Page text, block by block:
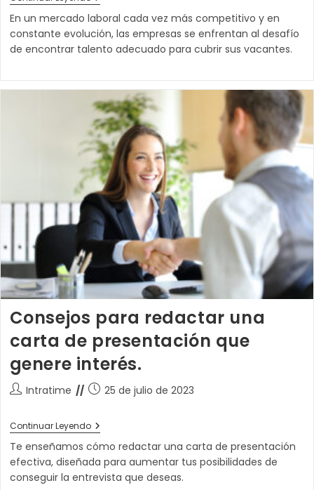
entrada:
entrada:
Título
No
Es
Tan
Importante:
Las
Empresas
Deben
Centrarse
En
Competencias
En un mercado laboral cada vez más competitivo y en
constante evolución, las empresas se enfrentan al desafío
de encontrar talento adecuado para cubrir sus vacantes.
Consejos para redactar una
carta de presentación que
genere interés.
Autor
entrada:
Intratime
Publicación
entrada:
25 de julio de 2023
Continuar LeyendoConsejos
Para
Redactar
Una
Carta
De
Te enseñamos cómo redactar una carta de presentación
efectiva, diseñada para aumentar tus posibilidades de
conseguir la entrevista que deseas.